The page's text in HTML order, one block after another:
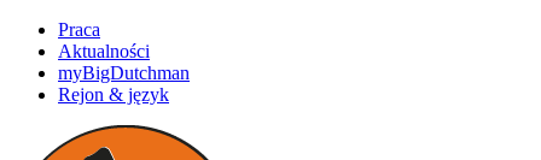
Praca
Aktualności
myBigDutchman
Rejon & język